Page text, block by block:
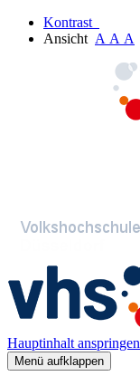
Kontrast
Ansicht A A A
Hauptinhalt anspringen
Menü aufklappen